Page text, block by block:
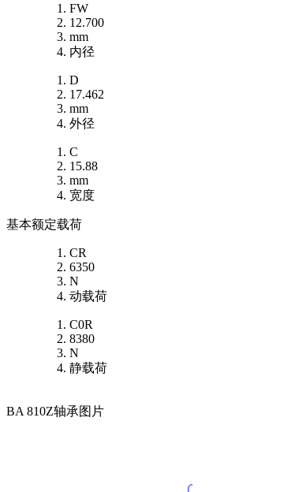
FW
12.700
mm
内径
D
17.462
mm
外径
C
15.88
mm
宽度
基本额定载荷
CR
6350
N
动载荷
C0R
8380
N
静载荷
BA 810Z轴承图片